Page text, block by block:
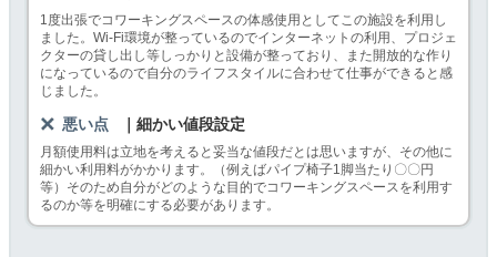
1度出張でコワーキングスペースの体感使用としてこの施設を利用し
ました。Wi-Fi環境が整っているのでインターネットの利用、プロジェ
クターの貸し出し等しっかりと設備が整っており、また開放的な作り
になっているので自分のライフスタイルに合わせて仕事ができると感
じました。
悪い点 ｜細かい値段設定
月額使用料は立地を考えると妥当な値段だとは思いますが、その他に
細かい利用料がかかります。（例えばパイプ椅子1脚当たり〇〇円
等）そのため自分がどのような目的でコワーキングスペースを利用す
るのか等を明確にする必要があります。